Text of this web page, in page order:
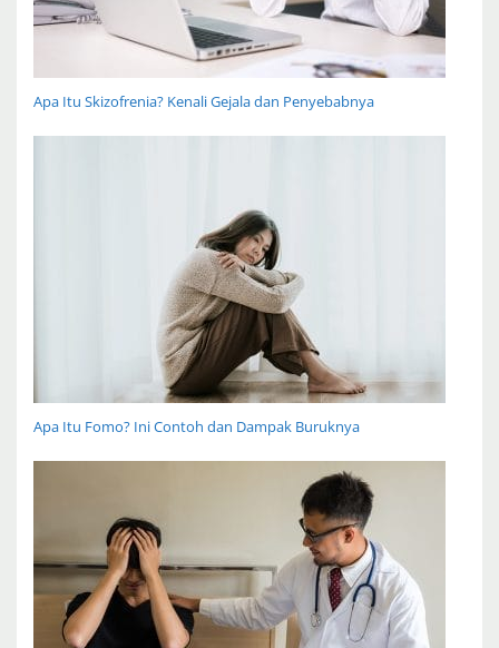
Apa Itu Skizofrenia? Kenali Gejala dan Penyebabnya
Apa Itu Fomo? Ini Contoh dan Dampak Buruknya